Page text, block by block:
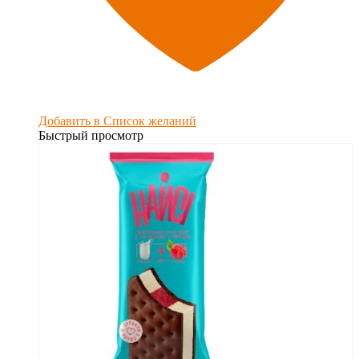
Добавить в Список желаний
Быстрый просмотр